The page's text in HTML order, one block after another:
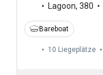
Lagoon, 380
Bareboat
10 Liegeplätze